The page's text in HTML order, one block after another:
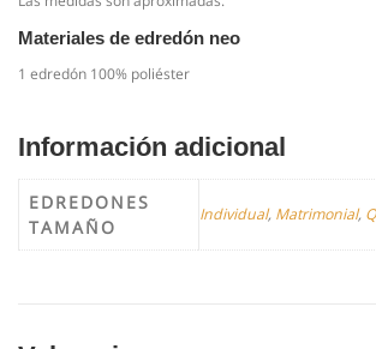
Materiales de edredón neo
1 edredón 100% poliéster
Información adicional
EDREDONES
TAMAÑO
Individual, Matrimonial,